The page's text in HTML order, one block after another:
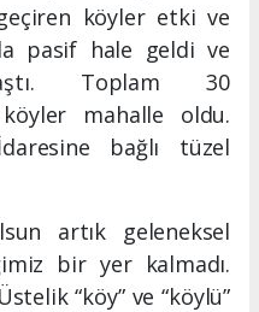
köyler etki ve
pasif hale geldi ve
Toplam 30
mahalle oldu.
bağlı tüzel
artık geleneksel
bir yer kalmadı.
“köy” ve “köylü”